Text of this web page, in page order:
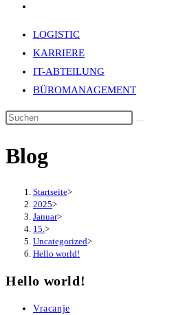
umschalten
LOGISTIC
KARRIERE
IT-ABTEILUNG
BÜROMANAGEMENT
Blog
Startseite>
2025>
Januar>
15. >
Uncategorized>
Hello world!
Hello world!
Beitrags-
Vracanje